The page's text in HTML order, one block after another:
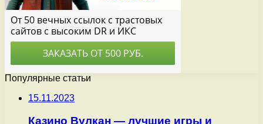
Популярные статьи
15.11.2023
Казино Вулкан — лучшие игры и